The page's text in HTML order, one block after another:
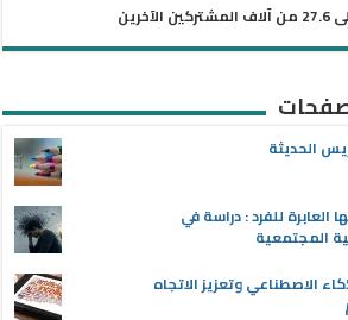
الحديثة
العابرة للفرد : دراسة في
المجتمعية
الاصطناعي وتعزيز الاتجاه